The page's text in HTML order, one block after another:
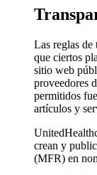
Las reglas de
que ciertos
sitio web
proveedores
permitidos
artículos y
crean y
(MFR) en